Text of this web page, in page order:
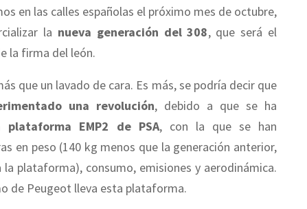
en las calles españolas el próximo mes de octubre,
la nueva generación del 308, que será el
la firma del león.
que un lavado de cara. Es más, se podría decir que
una revolución, debido a que se ha
plataforma EMP2 de PSA, con la que se han
en peso (140 kg menos que la generación anterior,
plataforma), consumo, emisiones y aerodinámica.
de Peugeot lleva esta plataforma.